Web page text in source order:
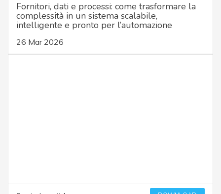
Fornitori, dati e processi: come trasformare la
complessità in un sistema scalabile,
intelligente e pronto per l’automazione
26 Mar 2026